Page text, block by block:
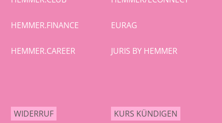
HEMMER.FINANCE EURAG
HEMMER.CAREER JURIS BY HEMMER
WIDERRUF KURS KÜNDIGEN